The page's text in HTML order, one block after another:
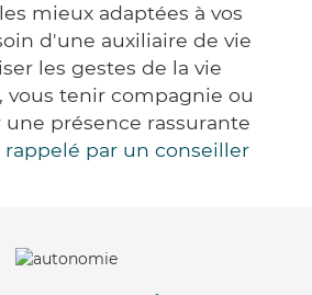
mieux adaptées à vos
d'une auxiliaire de vie
les gestes de la vie
vous tenir compagnie ou
présence rassurante
rappelé par un conseiller